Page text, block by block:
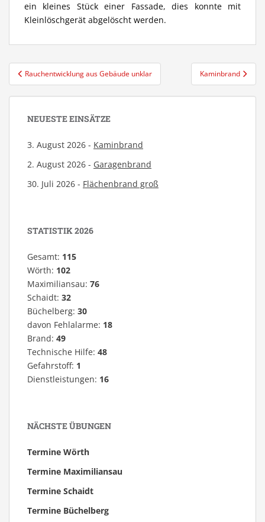
ein kleines Stück einer Fassade, dies konnte mit
Kleinlöschgerät abgelöscht werden.
Beitragsnavigation
Rauchentwicklung aus Gebäude unklar Kaminbrand
NEUESTE EINSÄTZE
3. August 2026 - Kaminbrand
2. August 2026 - Garagenbrand
30. Juli 2026 - Flächenbrand groß
STATISTIK 2026
Gesamt: 115
Wörth: 102
Maximiliansau: 76
Schaidt: 32
Büchelberg: 30
davon Fehlalarme: 18
Brand: 49
Technische Hilfe: 48
Gefahrstoff: 1
Dienstleistungen: 16
NÄCHSTE ÜBUNGEN
Termine Wörth
Termine Maximiliansau
Termine Schaidt
Termine Büchelberg